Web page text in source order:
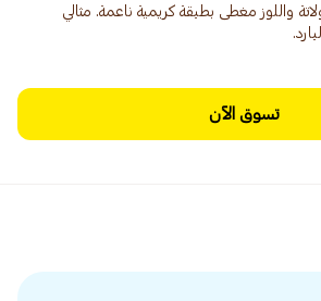
واللوز مغطى بطبقة كريمية ناعمة. مثالي
تسوق الآن